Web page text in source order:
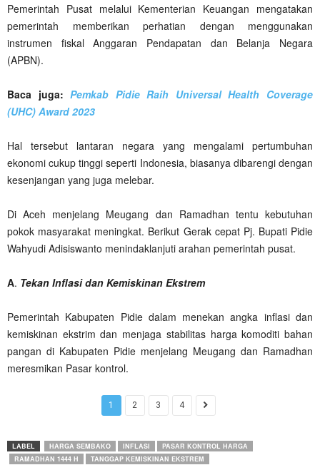
Pemerintah Pusat melalui Kementerian Keuangan mengatakan
pemerintah memberikan perhatian dengan menggunakan
instrumen fiskal Anggaran Pendapatan dan Belanja Negara
(APBN).
Baca juga:Pemkab Pidie Raih Universal Health Coverage
(UHC) Award 2023
Hal tersebut lantaran negara yang mengalami pertumbuhan
ekonomi cukup tinggi seperti Indonesia, biasanya dibarengi dengan
kesenjangan yang juga melebar.
Di Aceh menjelang Meugang dan Ramadhan tentu kebutuhan
pokok masyarakat meningkat. Berikut Gerak cepat Pj. Bupati Pidie
Wahyudi Adisiswanto menindaklanjuti arahan pemerintah pusat.
A. Tekan Inflasi dan Kemiskinan Ekstrem
Pemerintah Kabupaten Pidie dalam menekan angka inflasi dan
kemiskinan ekstrim dan menjaga stabilitas harga komoditi bahan
pangan di Kabupaten Pidie menjelang Meugang dan Ramadhan
meresmikan Pasar kontrol.
1 2 3 4
LABEL HARGA SEMBAKO INFLASI
PASAR KONTROL HARGA
RAMADHAN 1444 H
TANGGAP KEMISKINAN EKSTREM